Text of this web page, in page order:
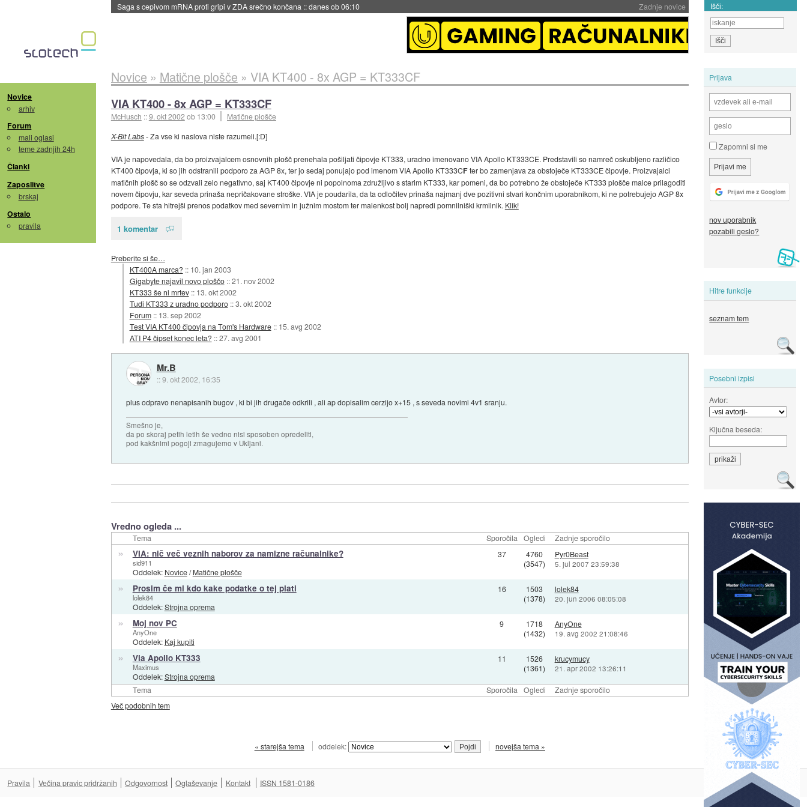
Zadnje novice
Saga s cepivom mRNA proti gripi v ZDA srečno končana ::danes ob 06:10 Išči:
Novice
arhiv
Forum
mali oglasi
teme zadnjih 24h
Članki
Zaposlitve
brskaj
Ostalo
pravila
Prijava
Zapomni si me
nov uporabnik
pozabili geslo?
Hitre funkcije
seznam tem
Posebni izpisi
Avtor:
Ključna beseda:
Novice » Matične plošče » VIA KT400 - 8x AGP = KT333CF
VIA KT400 - 8x AGP = KT333CF
McHusch ::9. okt 2002ob 13:00
Matične plošče
X-Bit Labs- Za vse ki naslova niste razumeli.[:D]
VIA je napovedala, da bo proizvajalcem osnovnih plošč prenehala pošiljati čipovje KT333, uradno imenovano VIA Apollo KT333CE. Predstavili so namreč oskubljeno različico
KT400 čipovja, ki so jih odstranili podporo za AGP 8x, ter jo sedaj ponujajo pod imenom VIA Apollo KT333CFter bo zamenjava za obstoječe KT333CE čipovje. Proizvajalci
matičnih plošč so se odzvali zelo negativno, saj KT400 čipovje ni popolnoma združljivo s starim KT333, kar pomeni, da bo potrebno že obstoječe KT333 plošče malce prilagoditi
novem čipovju, kar seveda prinaša nepričakovane stroške. VIA je poudarila, da ta odločitev prinaša najmanj dve pozitivni stvari končnim uporabnikom, ki ne potrebujejo AGP 8x
podpore. Te sta hitrejši prenos podatkov med severnim in južnim mostom ter malenkost bolj napredi pomnilniški krmilnik. Klik!
1 komentar
Preberite si še…
KT400A marca? :: 10. jan 2003
Gigabyte najavil novo ploščo ::21. nov 2002
KT333 še ni mrtev :: 13. okt 2002
Tudi KT333 z uradno podporo ::3. okt 2002
Forum :: 13. sep 2002
Test VIA KT400 čipovja na Tom's Hardware :: 15. avg 2002
ATI P4 čipset konec leta? ::27. avg 2001
Mr.B
::9. okt 2002, 16:35
plus odpravo nenapisanih bugov , ki bi jih drugače odkrili , ali ap dopisalim cerzijo x+15 , s seveda novimi 4v1 sranju.
Smešno je,
da po skoraj petih letih še vedno nisi sposoben opredeliti,
pod kakšnimi pogoji zmagujemo v Ukljani.
Vredno ogleda ...
Tema Sporočila Ogledi Zadnje sporočilo
Tema Sporočila Ogledi Zadnje sporočilo
» VIA: nič več veznih naborov za namizne računalnike?
sid911
Oddelek: Novice/Matične plošče
37
4760
(3547)
Pyr0Beast
5. jul 2007 23:59:38
» Prosim če mi kdo kake podatke o tej plati
lolek84
Oddelek:Strojna oprema
16
1503
(1378)
lolek84
20. jun 2006 08:05:08
» Moj nov PC
AnyOne
Oddelek: Kaj kupiti
9
1718
(1432)
AnyOne
19. avg 2002 21:08:46
» Via Apollo KT333
Maximus
Oddelek:Strojna oprema
11
1526
(1361)
krucymucy
21. apr 2002 13:26:11
Več podobnih tem
« starejša tema oddelek: novejša tema »
Na vrh ^
Pravila Večina pravic pridržanih Odgovornost Oglaševanje Kontakt ISSN 1581-0186